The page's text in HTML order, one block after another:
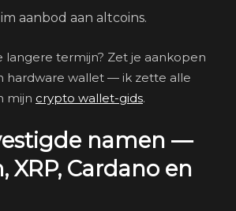
aanbod aan altcoins.
langere termijn? Zet je aankopen
hardware wallet — ik zette alle
mijn crypto wallet-gids.
namen —
XRP, Cardano en